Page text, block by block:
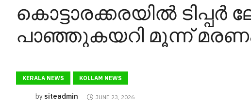
കൊട്ടാരക്കരയിൽ ടിപ്പർ
പാഞ്ഞുകയറി മൂന്ന് മരണം,
KERALA NEWS KOLLAM NEWS
by siteadmin JUNE 23, 2026